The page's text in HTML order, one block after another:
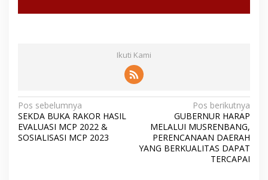
Ikuti Kami
N
a
v
Pos sebelumnya
SEKDA BUKA RAKOR HASIL
EVALUASI MCP 2022 &
SOSIALISASI MCP 2023
Pos berikutnya
GUBERNUR HARAP
MELALUI MUSRENBANG,
PERENCANAAN DAERAH
YANG BERKUALITAS DAPAT
TERCAPAI